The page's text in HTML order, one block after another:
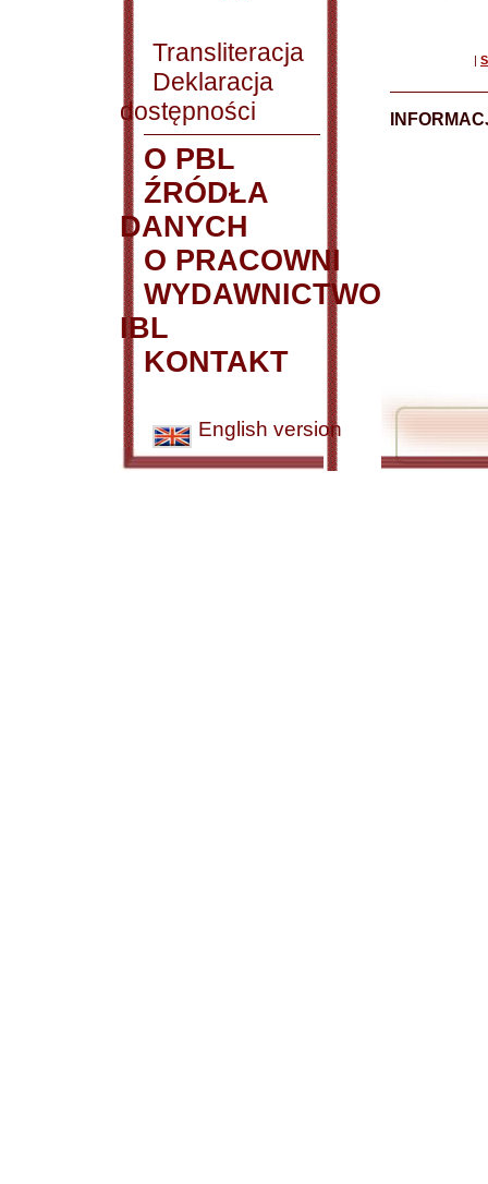
Transliteracja
Deklaracja
dostępności
O PBL
ŹRÓDŁA
DANYCH
O PRACOWNI
WYDAWNICTWO
IBL
KONTAKT
English version
|